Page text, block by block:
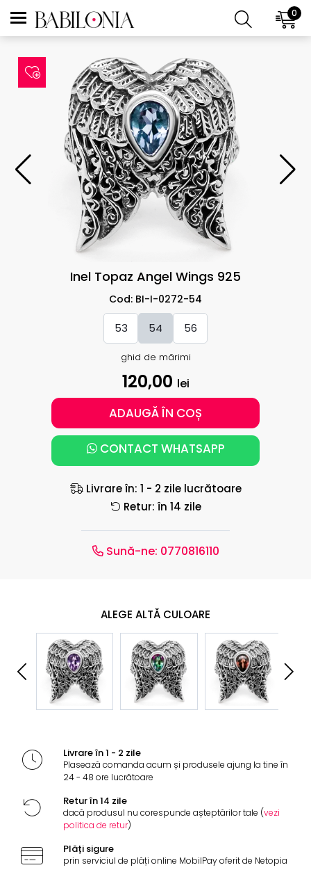
0
Inel Topaz Angel Wings 925
Cod: BI-I-0272-54
53 54 56
ghid de mărimi
120,00 lei
ADAUGĂ ÎN COȘ
CONTACT WHATSAPP
Livrare în: 1 - 2 zile lucrătoare
Retur: în 14 zile
Sună-ne: 0770816110
ALEGE ALTĂ CULOARE
Livrare în 1 - 2 zile
Plasează comanda acum și produsele ajung la tine în
24 - 48 ore lucrătoare
Retur în 14 zile
dacă produsul nu corespunde așteptărilor tale (vezi
politica de retur)
Plăți sigure
prin serviciul de plăți online MobilPay oferit de Netopia